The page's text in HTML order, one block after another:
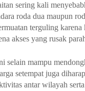
sering kali
roda dua maupun
terguling
akses yang rusak
selain mampu
setempat juga
antar wilayah